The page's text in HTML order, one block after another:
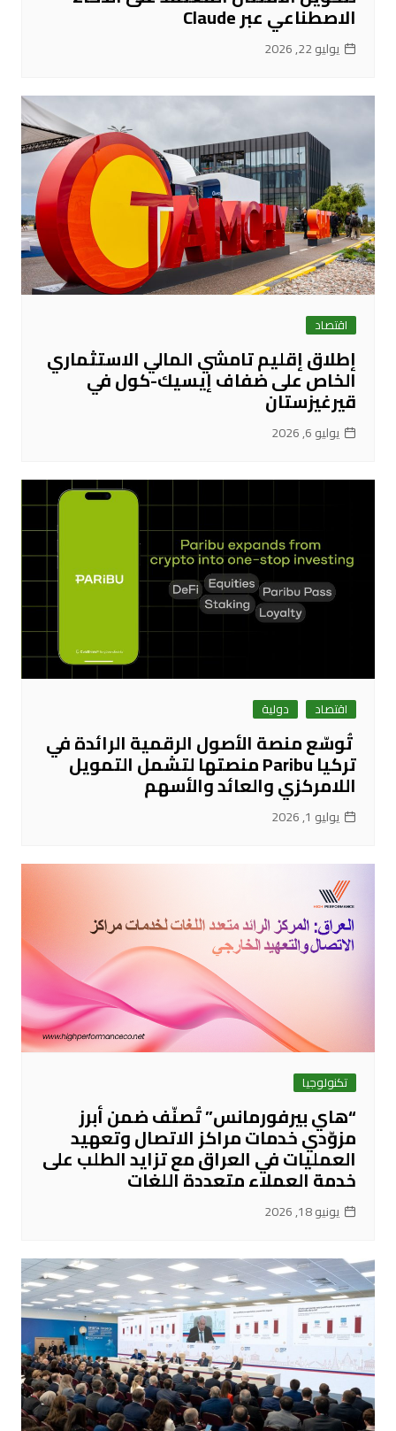
الاصطناعي عبر Claude
يوليو 22, 2026
اقتصاد
إطلاق إقليم تامشي المالي الاستثماري
الخاص على ضفاف إيسيك-كول في
قيرغيزستان
يوليو 6, 2026
اقتصاد دولية
تُوسّع منصة الأصول الرقمية الرائدة في
تركيا Paribu منصتها لتشمل التمويل
اللامركزي والعائد والأسهم
يوليو 1, 2026
تكنولوجيا
“هاي بيرفورمانس” تُصنّف ضمن أبرز
مزوّدي خدمات مراكز الاتصال وتعهيد
العمليات في العراق مع تزايد الطلب على
خدمة العملاء متعددة اللغات
يونيو 18, 2026